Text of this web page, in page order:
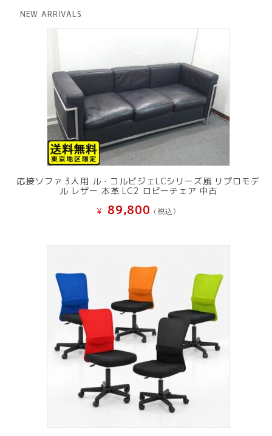
¥ 11,801
す。
NEW ARRIVALS
応接ソファ 3人用 ル・コルビジェLCシリーズ風 リプロモデ
ル レザー 本革 LC2 ロビーチェア 中古
¥ 89,800 (税込）